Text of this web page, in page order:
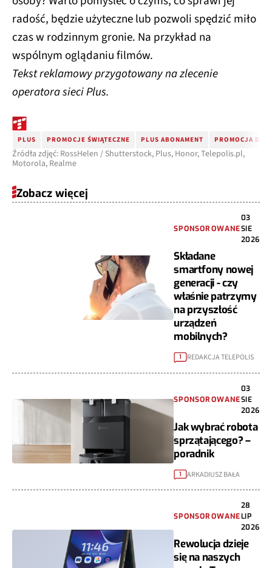
radość, będzie użyteczne lub pozwoli spędzić miło
czas w rodzinnym gronie. Na przykład na
wspólnym oglądaniu filmów.
Tekst reklamowy przygotowany na zlecenie
operatora sieci Plus.
PLUS PROMOCJE ŚWIĄTECZNE PLUS ABONAMENT PROMOCJA DLA
Źródła zdjęć: RossHelen / Shutterstock, Plus, Honor, Telepolis.pl,
Motorola, Realme
Zobacz więcej
SPONSOROWANE
03
SIE
2026
Składane
smartfony nowej
generacji - czy
właśnie patrzymy
na przyszłość
urządzeń
mobilnych?
1 REDAKCJA TELEPOLIS
SPONSOROWANE
03
SIE
2026
Jak wybrać robota
sprzątającego? –
poradnik
1 ARKADIUSZ BAŁA
SPONSOROWANE
28
LIP
2026
Rewolucja dzieje
się na naszych